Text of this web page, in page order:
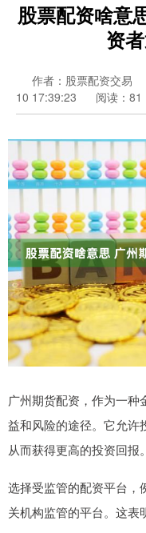
股票配资啥意
资
作者：股票配资交易
10 17:39:23
阅读：81
广州期货配资，作为一
益和风险的途径。它允许
从而获得更高的投资回报。
选择受监管的配资平台，
关机构监管的平台。这表